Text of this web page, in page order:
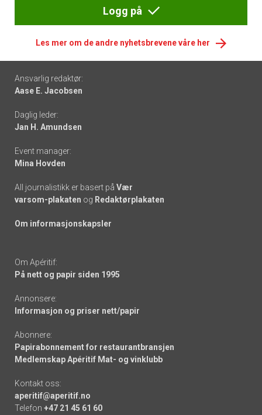
Logg på
Les mer om de andre nyhetsbrevene våre her
Footer
-
links
Ansvarlig redaktør:
Aase E. Jacobsen
Daglig leder:
Jan H. Amundsen
Event manager:
Mina Hovden
All journalistikk er basert på Vær
varsom-plakaten og Redaktørplakaten
Om informasjonskapsler
Om Apéritif:
På nett og papir siden 1995
Annonsere:
Informasjon og priser nett/papir
Abonnere:
Papirabonnement for restaurantbransjen
Medlemskap Apéritif Mat- og vinklubb
Kontakt oss:
aperitif@aperitif.no
Telefon +47 21 45 61 60